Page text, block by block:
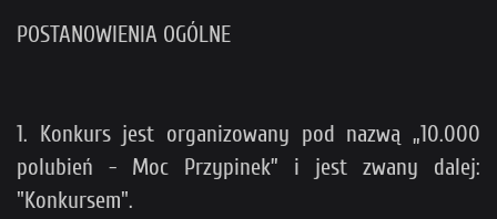
POSTANOWIENIA OGÓLNE
1. Konkurs jest organizowany pod nazwą „10.000
polubień - Moc Przypinek” i jest zwany dalej:
"Konkursem".